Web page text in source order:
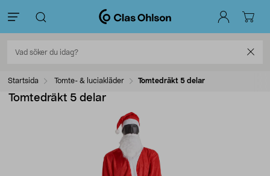
Startsida Tomte- & luciakläder Tomtedräkt 5 delar
Tomtedräkt 5 delar